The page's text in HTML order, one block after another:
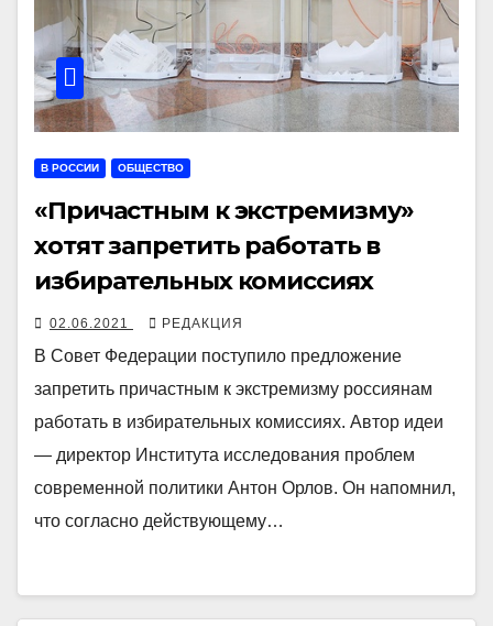
В РОССИИ ОБЩЕСТВО
«Причастным к экстремизму»
хотят запретить работать в
избирательных комиссиях
02.06.2021 РЕДАКЦИЯ
В Совет Федерации поступило предложение
запретить причастным к экстремизму россиянам
работать в избирательных комиссиях. Автор идеи
— директор Института исследования проблем
современной политики Антон Орлов. Он напомнил,
что согласно действующему…